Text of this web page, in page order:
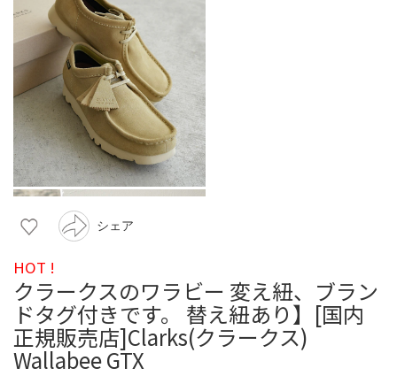
シェア
HOT !
クラークスのワラビー 変え紐、ブラン
ドタグ付きです。 替え紐あり】[国内
正規販売店]Clarks(クラークス)
Wallabee GTX